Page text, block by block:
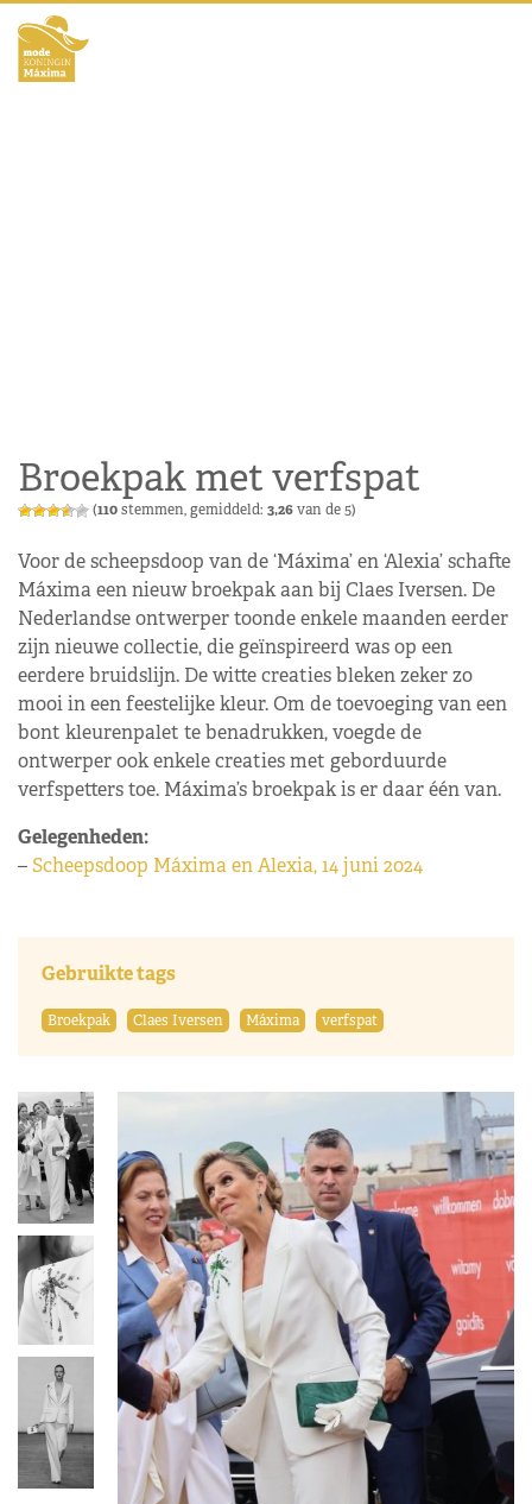
Broekpak met verfspat
(110stemmen, gemiddeld: 3,26van de 5)
Voor de scheepsdoop van de ‘Máxima’ en ‘Alexia’ schafte
Máxima een nieuw broekpak aan bij Claes Iversen. De
Nederlandse ontwerper toonde enkele maanden eerder
zijn nieuwe collectie, die geïnspireerd was op een
eerdere bruidslijn. De witte creaties bleken zeker zo
mooi in een feestelijke kleur. Om de toevoeging van een
bont kleurenpalet te benadrukken, voegde de
ontwerper ook enkele creaties met geborduurde
verfspetters toe. Máxima’s broekpak is er daar één van.
Gelegenheden:
– Scheepsdoop Máxima en Alexia, 14 juni 2024
Gebruikte tags
Broekpak Claes Iversen Máxima verfspat